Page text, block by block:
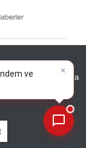
GDPR kapsamında
Metnimizi
×
ve
analiz